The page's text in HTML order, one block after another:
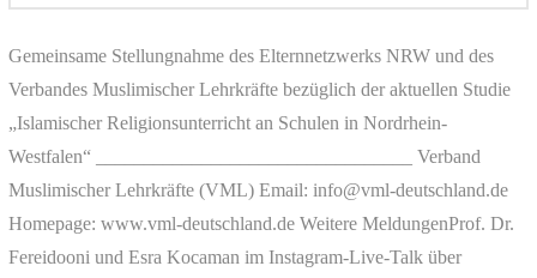
Gemeinsame Stellungnahme des Elternnetzwerks NRW und des
Verbandes Muslimischer Lehrkräfte bezüglich der aktuellen Studie
„Islamischer Religionsunterricht an Schulen in Nordrhein-
Westfalen“ _________________________________ Verband
Muslimischer Lehrkräfte (VML) Email: info@vml-deutschland.de
Homepage: www.vml-deutschland.de Weitere MeldungenProf. Dr.
Fereidooni und Esra Kocaman im Instagram-Live-Talk über